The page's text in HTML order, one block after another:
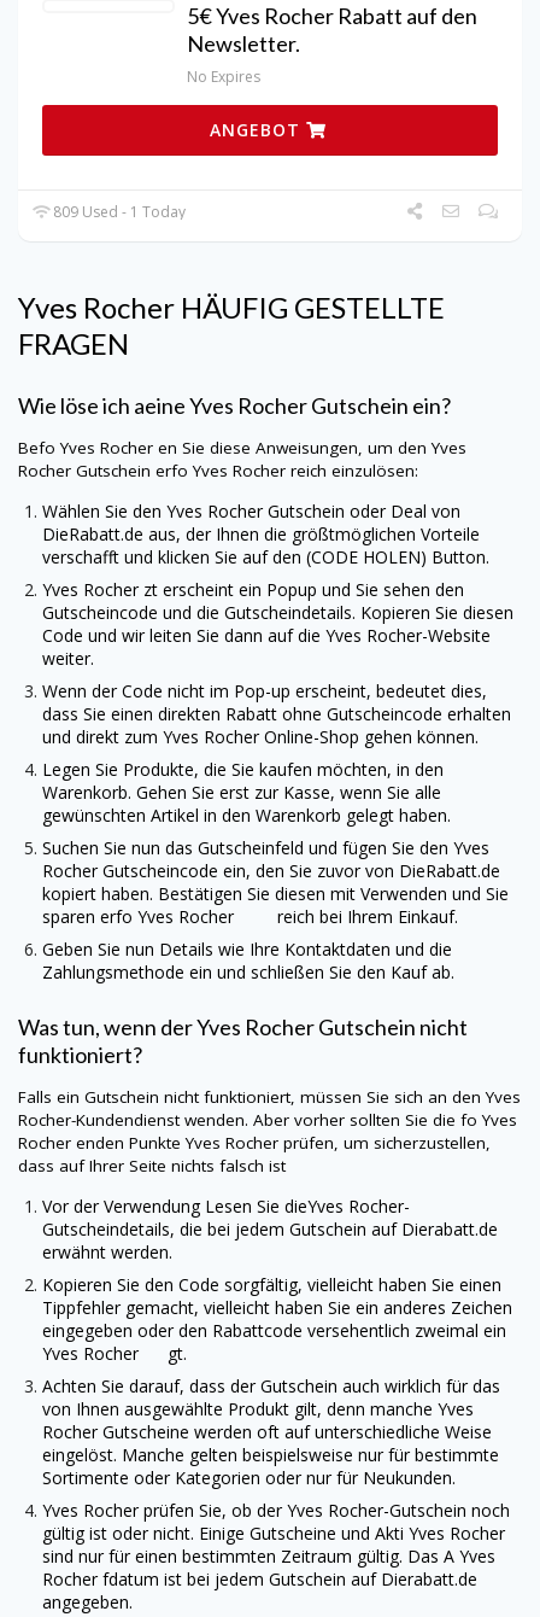
5€ Yves Rocher Rabatt auf den
Newsletter.
No Expires
ANGEBOT
809 Used - 1 Today
Yves Rocher HÄUFIG GESTELLTE
FRAGEN
Wie löse ich aeineYves RocherGutschein ein?
BefoYves Rocher en Sie diese Anweisungen, um denYves
Rocher Gutschein erfoYves Rocher reich einzulösen:
Wählen Sie den Yves RocherGutschein oder Deal von
DieRabatt.de aus, der Ihnen die größtmöglichen Vorteile
verschafft und klicken Sie auf den (CODE HOLEN) Button.
Yves Rocher zt erscheint ein Popup und Sie sehen den
Gutscheincode und die Gutscheindetails. Kopieren Sie diesen
Code und wir leiten Sie dann auf die Yves Rocher-Website
weiter.
Wenn der Code nicht im Pop-up erscheint, bedeutet dies,
dass Sie einen direkten Rabatt ohne Gutscheincode erhalten
und direkt zum Yves RocherOnline-Shop gehen können.
Legen Sie Produkte, die Sie kaufen möchten, in den
Warenkorb. Gehen Sie erst zur Kasse, wenn Sie alle
gewünschten Artikel in den Warenkorb gelegt haben.
Suchen Sie nun das Gutscheinfeld und fügen Sie den Yves
RocherGutscheincode ein, den Sie zuvor von DieRabatt.de
kopiert haben. Bestätigen Sie diesen mit Verwenden und Sie
sparen erfo Yves Rocher reich bei Ihrem Einkauf.
Geben Sie nun Details wie Ihre Kontaktdaten und die
Zahlungsmethode ein und schließen Sie den Kauf ab.
Was tun, wenn derYves RocherGutschein nicht
funktioniert?
Falls ein Gutschein nicht funktioniert, müssen Sie sich an denYves
Rocher-Kundendienst wenden. Aber vorher sollten Sie die foYves
Rocher enden PunkteYves Rocher prüfen, um sicherzustellen,
dass auf Ihrer Seite nichts falsch ist
Vor der Verwendung Lesen Sie dieYves Rocher-
Gutscheindetails, die bei jedem Gutschein aufDierabatt.de
erwähnt werden.
Kopieren Sie den Code sorgfältig, vielleicht haben Sie einen
Tippfehler gemacht, vielleicht haben Sie ein anderes Zeichen
eingegeben oder den Rabattcode versehentlich zweimal ein
Yves Rocher gt.
Achten Sie darauf, dass der Gutschein auch wirklich für das
von Ihnen ausgewählte Produkt gilt, denn manche Yves
RocherGutscheine werden oft auf unterschiedliche Weise
eingelöst. Manche gelten beispielsweise nur für bestimmte
Sortimente oder Kategorien oder nur für Neukunden.
Yves Rocherprüfen Sie, ob derYves Rocher-Gutschein noch
gültig ist oder nicht. Einige Gutscheine und Akti Yves Rocher
sind nur für einen bestimmten Zeitraum gültig. Das A Yves
Rocherfdatum ist bei jedem Gutschein aufDierabatt.de
angegeben.